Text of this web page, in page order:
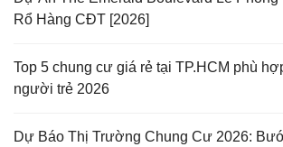
Rổ Hàng CĐT [2026]
Top 5 chung cư giá rẻ tại TP.HCM phù
người trẻ 2026
Dự Báo Thị Trường Chung Cư 2026: